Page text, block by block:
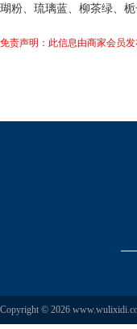
瑚粉、琉璃蓝、柳茶绿、
免责声明：此信息由商家会员
Copyright © 2026